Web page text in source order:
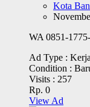
Kota
WA 0851-
Ad Type :
Condition :
Visits : 257
Rp. 0
View Ad